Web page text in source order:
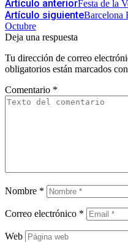
Artículo anteriorFesta de la
Artículo siguienteBarcelona
Octubre
Deja una respuesta
Tu dirección de correo
obligatorios están marcados con
Comentario *
Nombre *
Correo electrónico *
Web